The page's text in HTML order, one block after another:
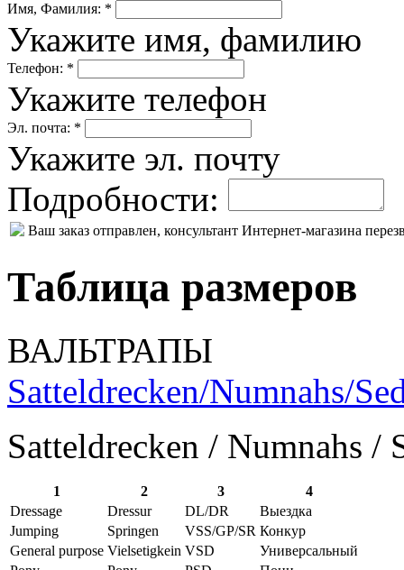
Имя, Фамилия: *
Укажите имя, фамилию
Телефон: *
Укажите телефон
Эл. почта: *
Укажите эл. почту
Подробности:
Ваш заказ отправлен, консультант Интернет-магазина
Таблица размеров
ВАЛЬТРАПЫ
Satteldrecken/Numnahs/
Satteldrecken / Numnahs /
1 2 3
4
Dressage
Dressur DL/DR
Выездка
Jumping
Springen VSS/GP/SR Конкур
General purpose Vielsetigkein VSD
Универсальный